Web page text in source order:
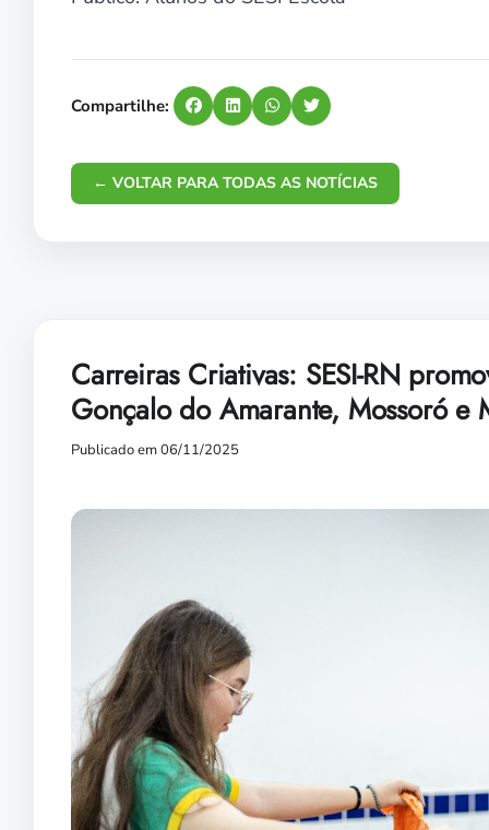
Compartilhe:
← VOLTAR PARA TODAS AS NOTÍCIAS
Carreiras Criativas: SESI-RN
Gonçalo do Amarante, Mossoró e
Publicado em 06/11/2025